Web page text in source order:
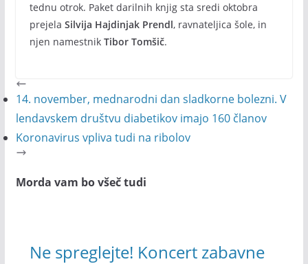
tednu otrok. Paket darilnih knjig sta sredi oktobra
prejela Silvija Hajdinjak Prendl, ravnateljica šole, in
njen namestnik Tibor Tomšič.
14. november, mednarodni dan sladkorne bolezni. V
lendavskem društvu diabetikov imajo 160 članov
Koronavirus vpliva tudi na ribolov
Morda vam bo všeč tudi
Ne spreglejte! Koncert zabavne